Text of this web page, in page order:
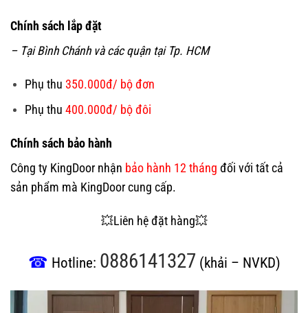
Chính sách lắp đặt
– Tại Bình Chánh và các quận tại Tp. HCM
Phụ thu 350.000đ/ bộ đơn
Phụ thu 400.000đ/ bộ đôi
Chính sách bảo hành
Công ty KingDoor nhận bảo hành 12 tháng đối với tất cả
sản phẩm mà KingDoor cung cấp.
💥Liên hệ đặt hàng💥
☎ Hotline: 0886141327 (khải – NVKD)